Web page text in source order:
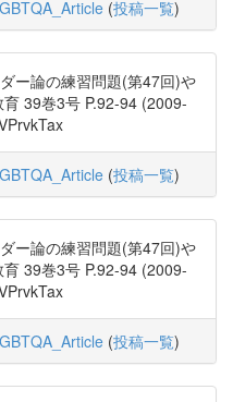
(投稿一覧)
ー論の練習問題(第47回)や
39巻3号 P.92-94 (2009-
(投稿一覧)
ー論の練習問題(第47回)や
39巻3号 P.92-94 (2009-
(投稿一覧)